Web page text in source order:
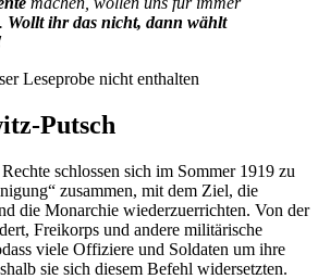
Wollt ihr das nicht, dann wählt
Leseprobe nicht enthalten
Putsch
schlossen sich im Sommer 1919 zu
zusammen, mit dem Ziel, die
die Monarchie wiederzuerrichten. Von der
Freikorps und andere militärische
viele Offiziere und Soldaten um ihre
sie sich diesem Befehl widersetzten.